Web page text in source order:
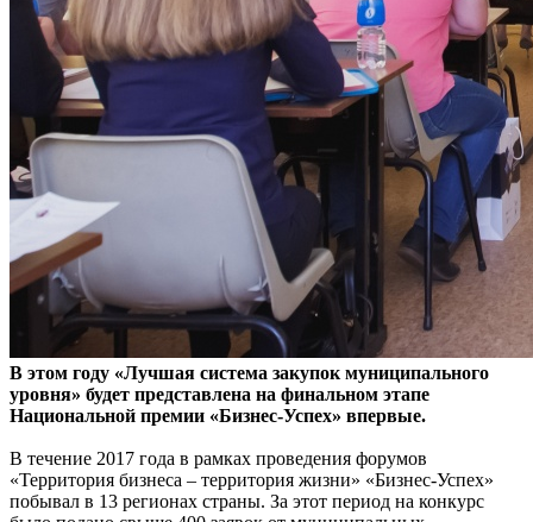
В этом году «Лучшая система закупок муниципального
уровня» будет представлена на финальном этапе
Национальной премии «Бизнес-Успех» впервые.
В течение 2017 года в рамках проведения форумов
«Территория бизнеса – территория жизни» «Бизнес-Успех»
побывал в 13 регионах страны. За этот период на конкурс